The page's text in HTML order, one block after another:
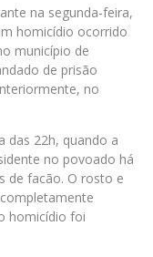
na segunda-feira,
homicídio ocorrido
município de
de prisão
no
das 22h, quando a
no povoado há
de facão. O rosto e
homicídio foi